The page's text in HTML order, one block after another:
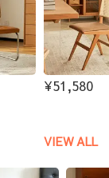
¥51,580
VIEW ALL